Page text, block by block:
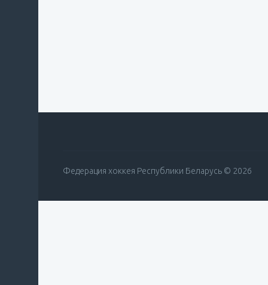
Федерация хоккея Республики Беларусь © 2026